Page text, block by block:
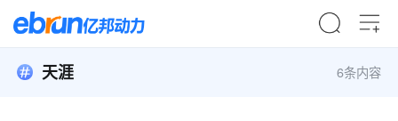
天涯 6条内容